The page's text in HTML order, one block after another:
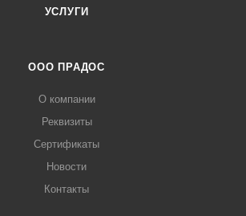
УСЛУГИ
ООО ПРАДОС
О компании
Реквизиты
Сертификаты
Новости
Контакты